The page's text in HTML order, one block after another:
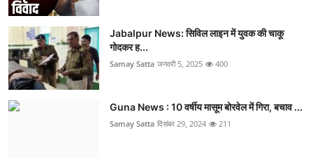
Jabalpur News: सिविल लाइन में युवक की चाकू
गोदकर ह...
Samay Satta जनवरी 5, 2025 400
Guna News : 10 वर्षीय मासूम बोरवेल में गिरा, बचाव ...
Samay Satta दिसंबर 29, 2024 211